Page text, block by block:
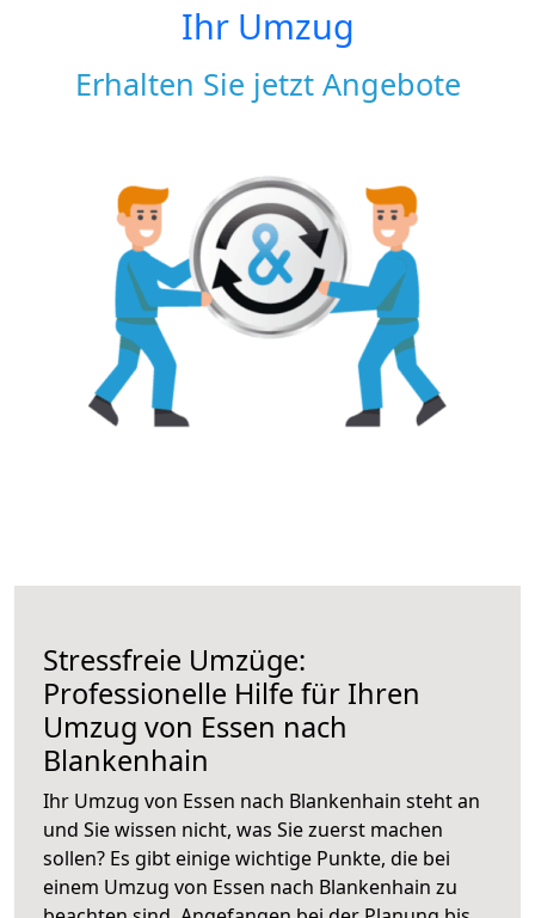
Ihr Umzug
Erhalten Sie jetzt Angebote
Stressfreie Umzüge:
Professionelle Hilfe für Ihren
Umzug von Essen nach
Blankenhain
Ihr Umzug von Essen nach Blankenhain steht an
und Sie wissen nicht, was Sie zuerst machen
sollen? Es gibt einige wichtige Punkte, die bei
einem Umzug von Essen nach Blankenhain zu